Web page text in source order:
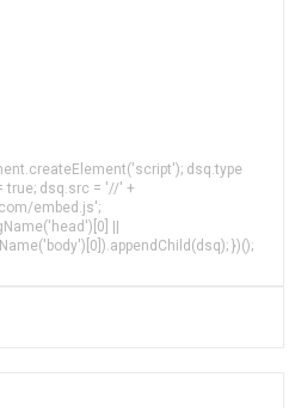
dsq.type
true; dsq.src = '//' +
embed.js';
||
})();